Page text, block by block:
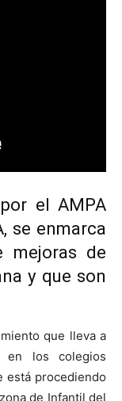
el AMPA
se enmarca
mejoras de
y que son
que lleva a
en los colegios
está procediendo
de Infantil del